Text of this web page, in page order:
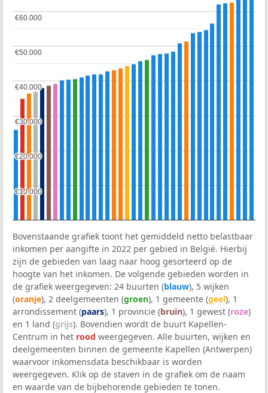
€10.000
€10.000
€20.000
€20.000
€30.000
€30.000
€40.000
€40.000
€50.000
€50.000
€60.000
€60.000
Bovenstaande grafiek toont het gemiddeld netto belastbaar
inkomen per aangifte in 2022 per gebied in België. Hierbij
zijn de gebieden van laag naar hoog gesorteerd op de
hoogte van het inkomen. De volgende gebieden worden in
de grafiek weergegeven: 24 buurten (blauw), 5 wijken
(oranje), 2 deelgemeenten (groen), 1 gemeente (geel), 1
arrondissement (paars), 1 provincie (bruin), 1 gewest (roze)
en 1 land (grijs). Bovendien wordt de buurt Kapellen-
Centrum in het rood weergegeven. Alle buurten, wijken en
deelgemeenten binnen de gemeente Kapellen (Antwerpen)
waarvoor inkomensdata beschikbaar is worden
weergegeven. Klik op de staven in de grafiek om de naam
en waarde van de bijbehorende gebieden te tonen.